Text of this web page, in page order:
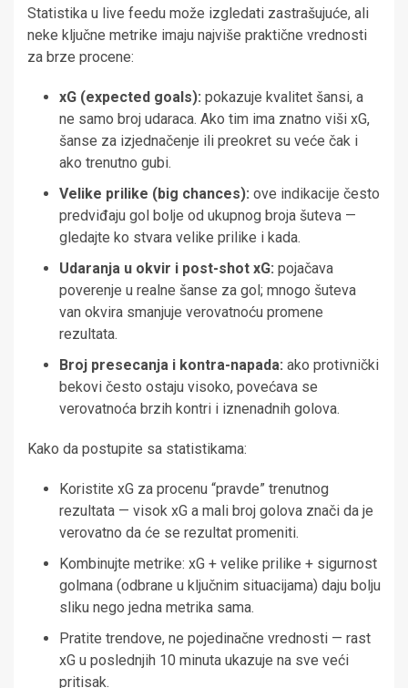
Statistika u live feedu može izgledati zastrašujuće, ali
neke ključne metrike imaju najviše praktične vrednosti
za brze procene:
xG (expected goals): pokazuje kvalitet šansi, a
ne samo broj udaraca. Ako tim ima znatno viši xG,
šanse za izjednačenje ili preokret su veće čak i
ako trenutno gubi.
Velike prilike (big chances): ove indikacije često
predviđaju gol bolje od ukupnog broja šuteva —
gledajte ko stvara velike prilike i kada.
Udaranja u okvir i post-shot xG: pojačava
poverenje u realne šanse za gol; mnogo šuteva
van okvira smanjuje verovatnoću promene
rezultata.
Broj presecanja i kontra-napada: ako protivnički
bekovi često ostaju visoko, povećava se
verovatnoća brzih kontri i iznenadnih golova.
Kako da postupite sa statistikama:
Koristite xG za procenu “pravde” trenutnog
rezultata — visok xG a mali broj golova znači da je
verovatno da će se rezultat promeniti.
Kombinujte metrike: xG + velike prilike + sigurnost
golmana (odbrane u ključnim situacijama) daju bolju
sliku nego jedna metrika sama.
Pratite trendove, ne pojedinačne vrednosti — rast
xG u poslednjih 10 minuta ukazuje na sve veći
pritisak.